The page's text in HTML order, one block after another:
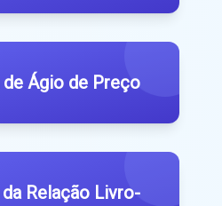
Ágio de Preço
Relação Livro-